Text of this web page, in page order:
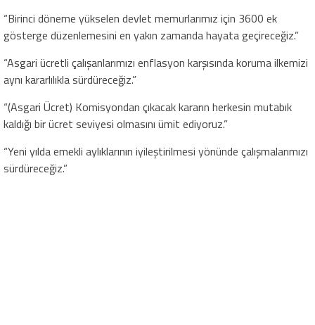
“Birinci döneme yükselen devlet memurlarımız için 3600 ek
gösterge düzenlemesini en yakın zamanda hayata geçireceğiz.”
“Asgari ücretli çalışanlarımızı enflasyon karşısında koruma ilkemizi
aynı kararlılıkla sürdüreceğiz.”
“(Asgari Ücret) Komisyondan çıkacak kararın herkesin mutabık
kaldığı bir ücret seviyesi olmasını ümit ediyoruz.”
“Yeni yılda emekli aylıklarının iyileştirilmesi yönünde çalışmalarımızı
sürdüreceğiz.”